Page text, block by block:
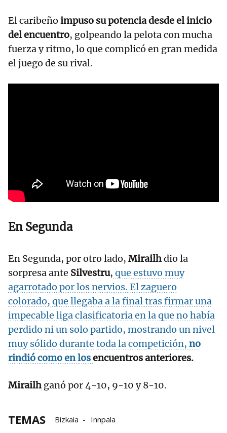
El caribeño impuso su potencia desde el inicio
del encuentro, golpeando la pelota con mucha
fuerza y ritmo, lo que complicó en gran medida
el juego de su rival.
En Segunda
En Segunda, por otro lado, Mirailhdio la
sorpresa ante Silvestru, que estuvo muy
agarrotado por los nervios. El zaguero
colorado, que llegaba a la final tras firmar una
impecable liga clasificatoria en la que no había
perdido ni un solo partido, mostrando un nivel
muy sólido durante toda la competición, no
rindió como en losencuentros anteriores.
Mirailh ganó por 4-10, 9-10 y 8-10.
TEMAS Bizkaia Innpala